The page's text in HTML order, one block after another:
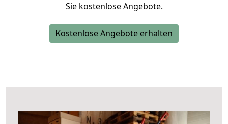
Sie kostenlose Angebote.
Kostenlose Angebote erhalten